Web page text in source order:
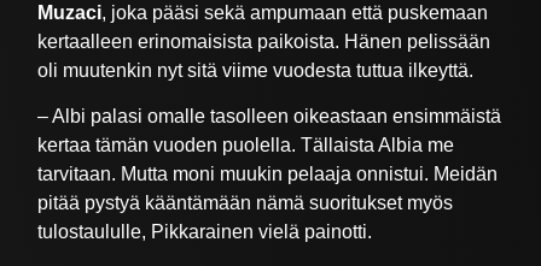
Muzaci, joka pääsi sekä ampumaan että puskemaan
kertaalleen erinomaisista paikoista. Hänen pelissään
oli muutenkin nyt sitä viime vuodesta tuttua ilkeyttä.
– Albi palasi omalle tasolleen oikeastaan ensimmäistä
kertaa tämän vuoden puolella. Tällaista Albia me
tarvitaan. Mutta moni muukin pelaaja onnistui. Meidän
pitää pystyä kääntämään nämä suoritukset myös
tulostaululle, Pikkarainen vielä painotti.